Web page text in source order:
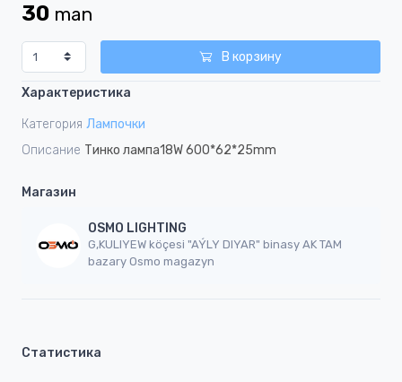
1
30 man
В корзину
Характеристика
Категория Лампочки
Описание Тинко лампа18W 600*62*25mm
Магазин
OSMO LIGHTING
G,KULIYEW köçesi "AÝLY DIYAR" binasy AK TAM
bazary Osmo magazyn
Статистика